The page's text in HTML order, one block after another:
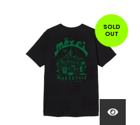
SOLD
OUT